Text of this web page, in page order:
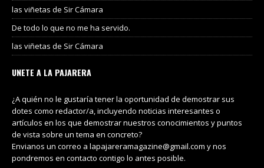
las viñetas de Sir Cámara
De todo lo que no me ha servido.
las viñetas de Sir Cámara
UNETE A LA PAJARERA
¿A quién no le gustaría tener la oportunidad de demostrar sus
dotes como redactor/a, incluyendo noticias interesantes o
artículos en los que demostrar nuestros conocimientos y puntos
de vista sobre un tema en concreto?
Envianos un correo a lapajareramagazine@gmail.com y nos
pondremos en contacto contigo lo antes posible.